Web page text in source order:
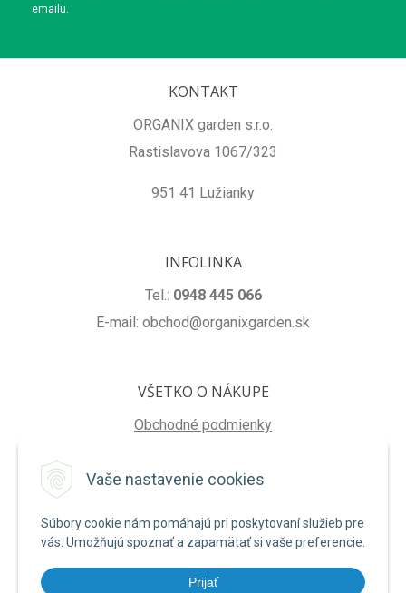
Vaše nastavenie cookies
Súbory cookie nám pomáhajú pri poskytovaní služieb pre
vás. Umožňujú spoznať a zapamätať si vaše preferencie.
Prijať
emailu.
KONTAKT
ORGANIX garden s.r.o.
Rastislavova 1067/323
951 41 Lužianky
INFOLINKA
Tel.: 0948 445 066
E-mail: obchod@organixgarden.sk
VŠETKO O NÁKUPE
Obchodné podmienky
Reklamačné podmienky
NA STIAHNUTIE
Formulár na odstúpenie od zmluvy